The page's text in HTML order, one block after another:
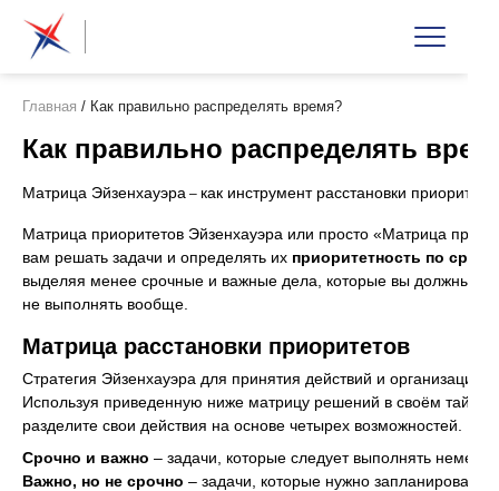
Главная / Как правильно распределять время?
Как правильно распределять
Матрица Эйзенхауэра – как инструмент расстановки
Матрица приоритетов Эйзенхауэра или просто «Матрица
вам решать задачи и определять их приоритетность по
выделяя менее срочные и важные дела, которые вы должны
не выполнять вообще.
Матрица расстановки приоритетов
Стратегия Эйзенхауэра для принятия действий и организации
Используя приведенную ниже матрицу решений в своём тайм-
разделите свои действия на основе четырех возможностей.
Срочно и важно – задачи, которые следует выполнять
Важно, но не срочно – задачи, которые нужно запланировать